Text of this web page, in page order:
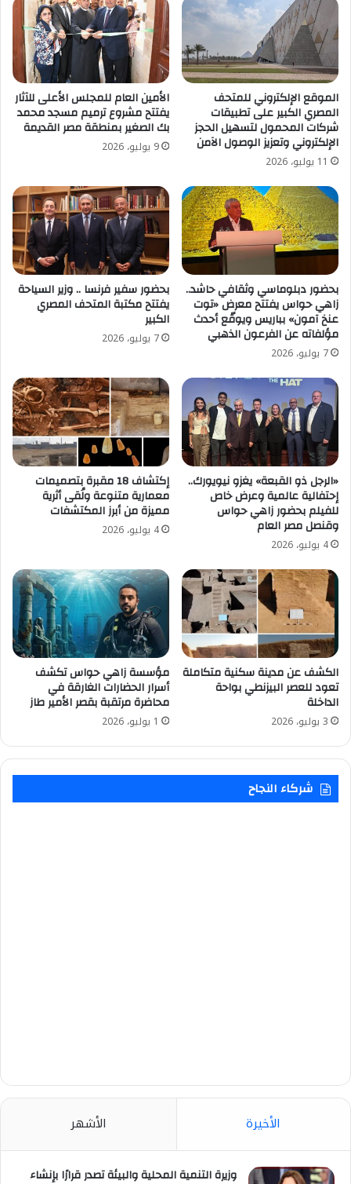
الموقع الإلكتروني للمتحف
المصري الكبير على تطبيقات
شركات المحمول لتسهيل الحجز
الإلكتروني وتعزيز الوصول الآمن
11 يوليو، 2026
الأمين العام للمجلس الأعلى للآثار
يفتتح مشروع ترميم مسجد محمد
بك الصغير بمنطقة مصر القديمة
9 يوليو، 2026
بحضور دبلوماسي وثقافي حاشد..
زاهي حواس يفتتح معرض «توت
عنخ آمون» بباريس ويوقّع أحدث
مؤلفاته عن الفرعون الذهبي
7 يوليو، 2026
بحضور سفير فرنسا .. وزير السياحة
يفتتح مكتبة المتحف المصري
الكبير
7 يوليو، 2026
«الرجل ذو القبعة» يغزو نيويورك..
إحتفالية عالمية وعرض خاص
للفيلم بحضور زاهي حواس
وقنصل مصر العام
4 يوليو، 2026
إكتشاف 18 مقبرة بتصميمات
معمارية متنوعة ولُقى أثرية
مميزة من أبرز المكتشفات
4 يوليو، 2026
الكشف عن مدينة سكنية متكاملة
تعود للعصر البيزنطي بواحة
الداخلة
3 يوليو، 2026
مؤسسة زاهي حواس تكشف
أسرار الحضارات الغارقة في
محاضرة مرتقبة بقصر الأمير طاز
1 يوليو، 2026
شركاء النجاح
الأخيرة الأشهر
وزيرة التنمية المحلية والبيئة تصدر قرارًا بإنشاء